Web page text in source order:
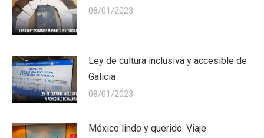
08/01/2023
Ley de cultura inclusiva y accesible de
Galicia
08/01/2023
México lindo y querido. Viaje